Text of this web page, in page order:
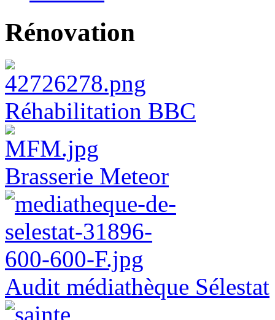
Rénovation
Réhabilitation BBC
Brasserie Meteor
Audit médiathèque Sélestat